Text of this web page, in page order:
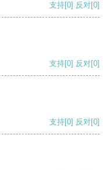
支持[0] 反对[0]
支持[0] 反对[0]
支持[0] 反对[0]